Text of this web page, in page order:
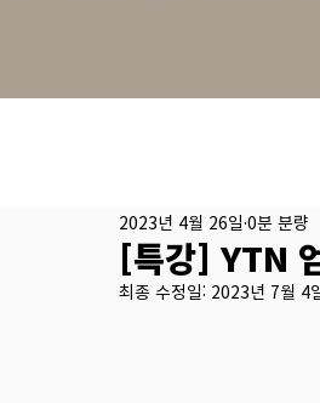
[특강] YTN
2023년 4월 26일 0분 분량
최종 수정일: 2023년 7월 4